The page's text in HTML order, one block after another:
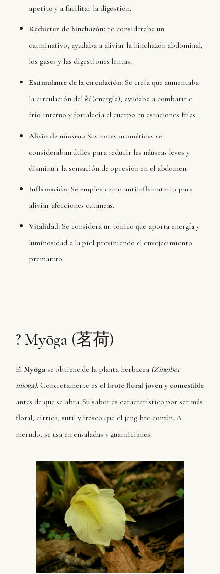
apetito y a facilitar la digestión.
Reductor de hinchazón: Se consideraba un
carminativo, ayudaba a aliviar la hinchazón abdominal,
los gases y las digestiones lentas.
Estimulante de la circulación: Se creía que aumentaba
la circulación del ki(energía), ayudaba a combatir el
frío interno y fortalecía el cuerpo en estaciones frías.
Alivio de náuseas: Sus notas aromáticas se
consideraban útiles para reducir las náuseas leves y
disminuir la sensación de opresión en el abdomen.
Inflamación: Se emplea como antiinflamatorio para
aliviar afecciones cutáneas.
Vitalidad:Se considera un tónico que aporta energía y
luminosidad a la piel previniendo el envejecimiento
prematuro.
? Myōga (茗荷)
El Myōga se obtiene de la planta herbácea (Zingiber
mioga). Concretamente es el brote floral joven y comestible
antes de que se abra. Su sabor es característico por ser más
floral, cítrico, sutil y fresco que el jengibre común. A
menudo, se usa en ensaladas y guarniciones.